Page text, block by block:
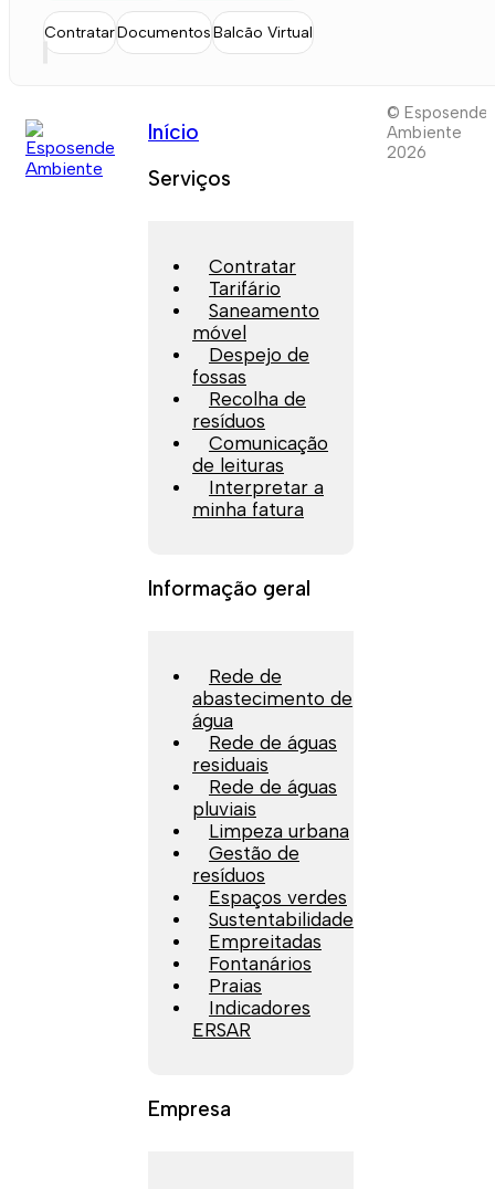
ContratarDocumentosBalcão Virtual
Início
Serviços
Contratar
Tarifário
Saneamento
móvel
Despejo de
fossas
Recolha de
resíduos
Comunicação
de leituras
Interpretar a
minha fatura
Informação geral
Rede de
abastecimento de
água
Rede de águas
residuais
Rede de águas
pluviais
Limpeza urbana
Gestão de
resíduos
Espaços verdes
Sustentabilidade
Empreitadas
Fontanários
Praias
Indicadores
ERSAR
Empresa
© Esposende
Ambiente
2026